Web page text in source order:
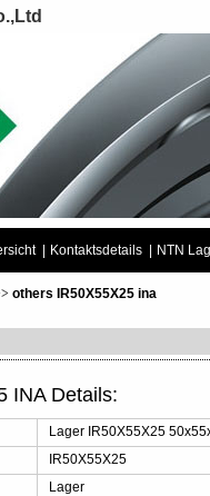
Kontaktsdetails NTN
others IR50X55X25 ina
INA Details:
Lager IR50X55X25
IR50X55X25
Lager